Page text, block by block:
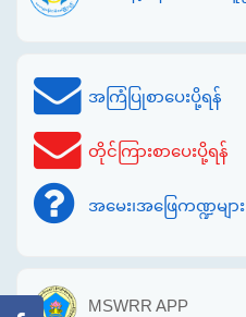
အကြံပြုစာပေးပို့ရန်
တိုင်ကြားစာပေးပို့ရန်
အမေး၊အဖြေကဏ္ဍများ
MSWRR APP